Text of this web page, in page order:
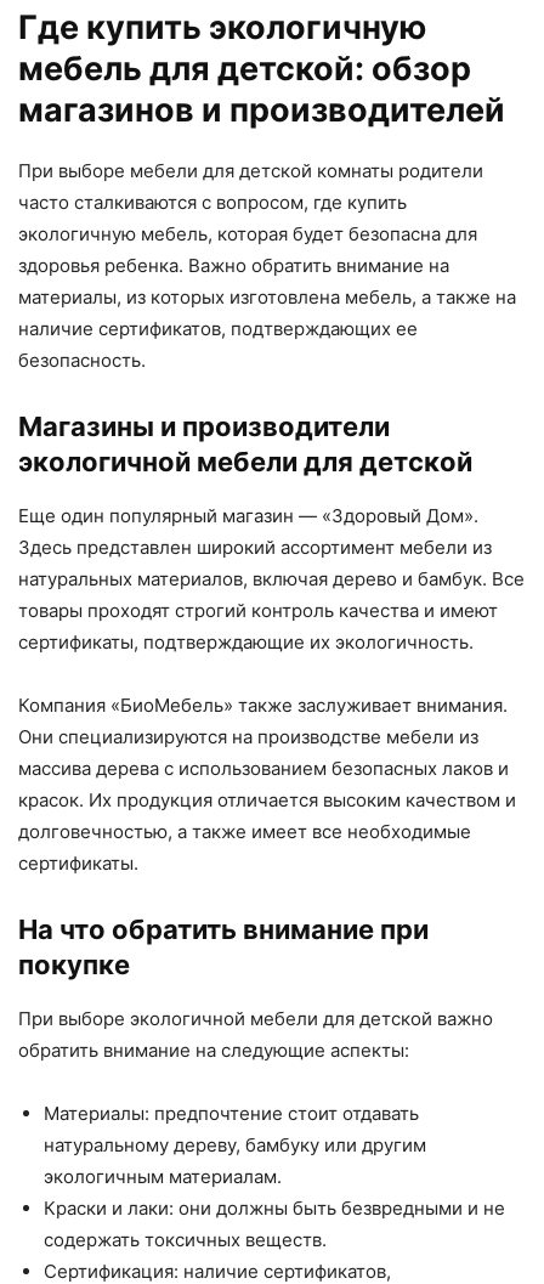
Где купить экологичную
мебель для детской: обзор
магазинов и производителей
При выборе мебели для детской комнаты родители
часто сталкиваются с вопросом, где купить
экологичную мебель, которая будет безопасна для
здоровья ребенка. Важно обратить внимание на
материалы, из которых изготовлена мебель, а также на
наличие сертификатов, подтверждающих ее
безопасность.
Магазины и производители
экологичной мебели для детской
Еще один популярный магазин — «Здоровый Дом».
Здесь представлен широкий ассортимент мебели из
натуральных материалов, включая дерево и бамбук. Все
товары проходят строгий контроль качества и имеют
сертификаты, подтверждающие их экологичность.
Компания «БиоМебель» также заслуживает внимания.
Они специализируются на производстве мебели из
массива дерева с использованием безопасных лаков и
красок. Их продукция отличается высоким качеством и
долговечностью, а также имеет все необходимые
сертификаты.
На что обратить внимание при
покупке
При выборе экологичной мебели для детской важно
обратить внимание на следующие аспекты:
Материалы: предпочтение стоит отдавать
натуральному дереву, бамбуку или другим
экологичным материалам.
Краски и лаки: они должны быть безвредными и не
содержать токсичных веществ.
Сертификация: наличие сертификатов,